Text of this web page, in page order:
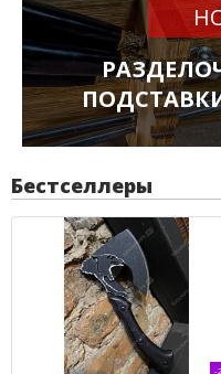
Бестселлеры
-